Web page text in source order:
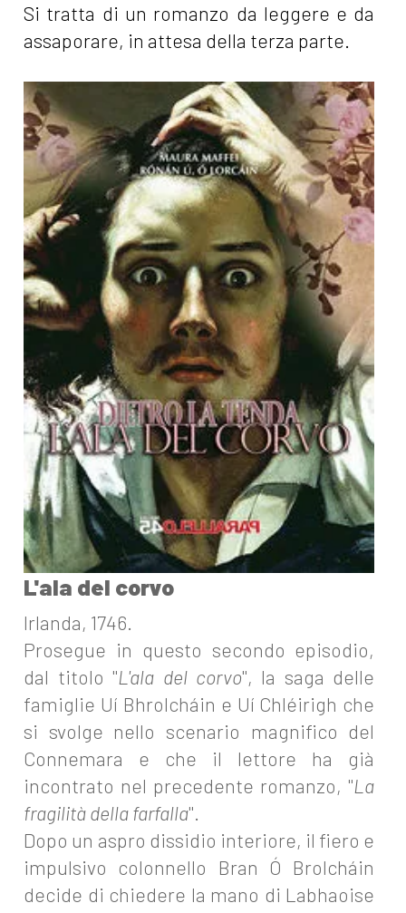
Si tratta di un romanzo da leggere e da
assaporare, in attesa della terza parte.
L'ala del corvo
Irlanda, 1746.
Prosegue in questo secondo episodio,
dal titolo "L'ala del corvo", la saga delle
famiglie Uí Bhrolcháin e Uí Chléirigh che
si svolge nello scenario magnifico del
Connemara e che il lettore ha già
incontrato nel precedente romanzo, "La
fragilità della farfalla".
Dopo un aspro dissidio interiore, il fiero e
impulsivo colonnello Bran Ó Brolcháin
decide di chiedere la mano di Labhaoise